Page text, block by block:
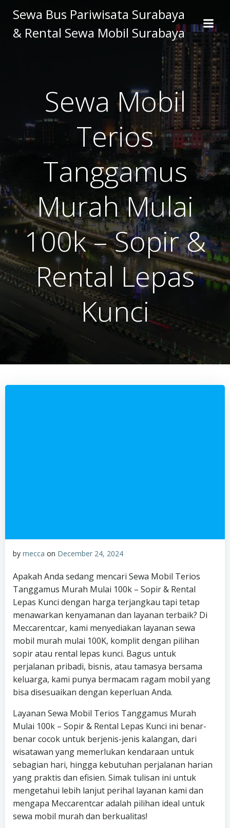
to
content
Sewa Bus Pariwisata Surabaya
& Rental Sewa Mobil Surabaya
Sewa Mobil
Terios
Tanggamus
Murah Mulai
100k – Sopir &
Rental Lepas
Kunci
by mecca on December 24, 2024
Apakah Anda sedang mencari Sewa Mobil Terios
Tanggamus Murah Mulai 100k – Sopir & Rental
Lepas Kunci dengan harga terjangkau tapi tetap
menawarkan kenyamanan dan layanan terbaik? Di
Meccarentcar, kami menyediakan layanan sewa
mobil murah mulai 100K, komplit dengan pilihan
sopir atau rental lepas kunci. Bagus untuk
perjalanan pribadi, bisnis, atau tamasya bersama
keluarga, kami punya bermacam ragam mobil yang
bisa disesuaikan dengan keperluan Anda.
Layanan Sewa Mobil Terios Tanggamus Murah
Mulai 100k – Sopir & Rental Lepas Kunci ini benar-
benar cocok untuk berjenis-jenis kalangan, dari
wisatawan yang memerlukan kendaraan untuk
sebagian hari, hingga kebutuhan perjalanan harian
yang praktis dan efisien. Simak tulisan ini untuk
mengetahui lebih lanjut perihal layanan kami dan
mengapa Meccarentcar adalah pilihan ideal untuk
sewa mobil murah dan berkualitas!